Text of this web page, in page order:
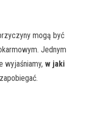
mogą być
Jednym
wyjaśniamy, w jaki